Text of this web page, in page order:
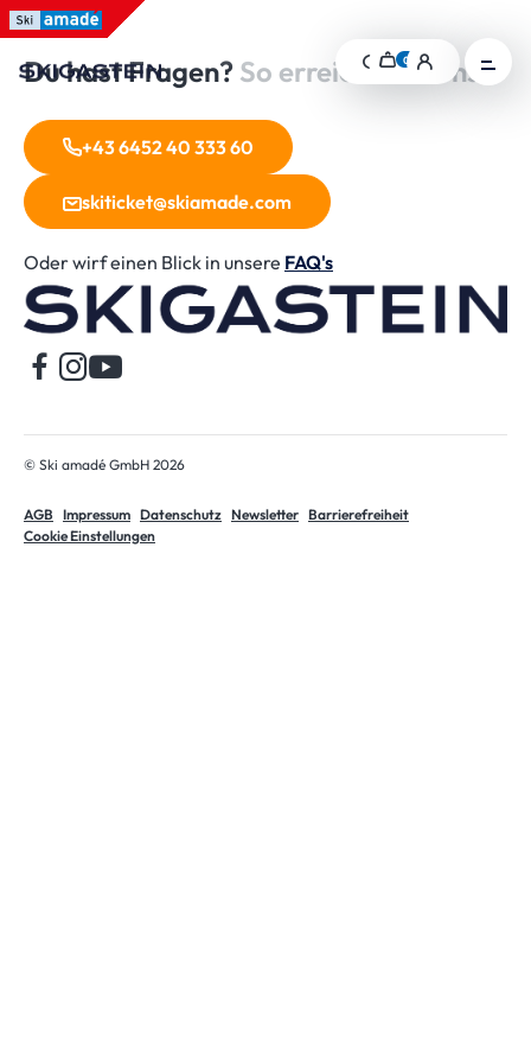
sr.skip-to.main-content
sr.skip-to.table-of-contents
sr.skip-to.main-navigation
Table Of Content
Warenkorb
0header.cart-items-count
Anmelden
Du hast Fragen? So erreichst du uns.
+43 6452 40 333 60
skiticket@skiamade.com
Oder wirf einen Blick in unsere FAQ's
© Ski amadé GmbH 2026
AGB Impressum Datenschutz Newsletter Barrierefreiheit
Cookie Einstellungen